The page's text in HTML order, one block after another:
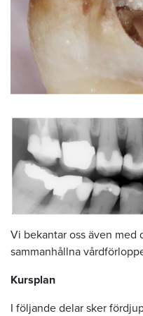
Vi bekantar oss även med
sammanhållna
Kursplan
I följande delar sker